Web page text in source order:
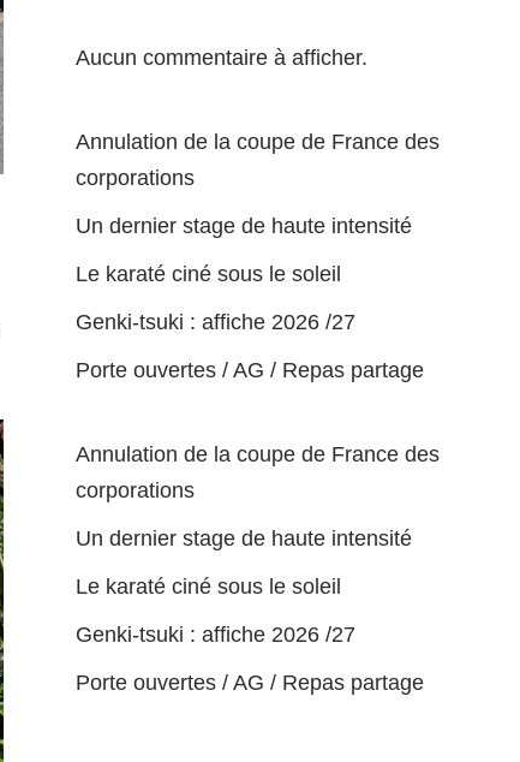
Aucun commentaire à afficher.
Annulation de la coupe de France des
corporations
Un dernier stage de haute intensité
Le karaté ciné sous le soleil
Genki-tsuki : affiche 2026 /27
Porte ouvertes / AG / Repas partage
Annulation de la coupe de France des
corporations
Un dernier stage de haute intensité
Le karaté ciné sous le soleil
Genki-tsuki : affiche 2026 /27
Porte ouvertes / AG / Repas partage